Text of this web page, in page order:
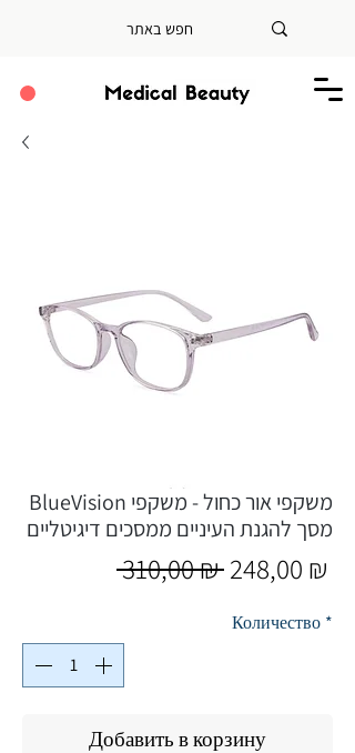
BlueVision משקפי אור כחול - משקפי
מסך להגנת העיניים ממסכים דיגיטליים
310,00 ₪ Обычная
248,00 ₪
Количество *
Добавить в корзину